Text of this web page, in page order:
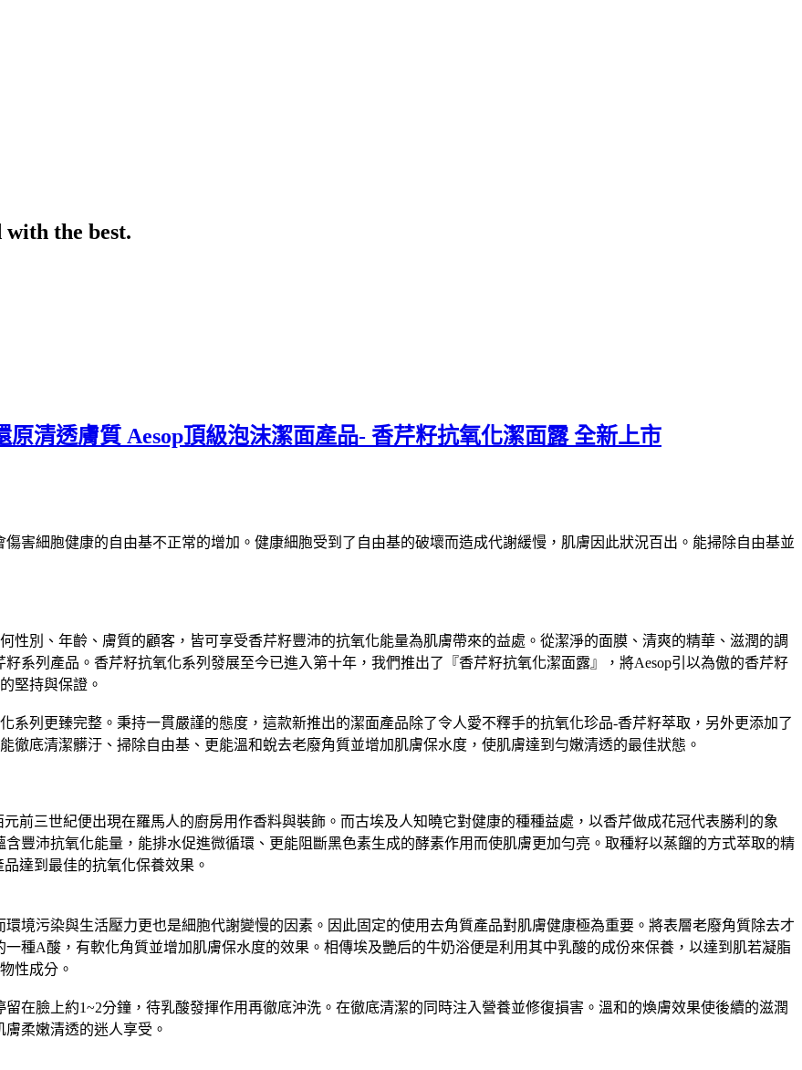
with the best.
清透膚質 Aesop頂級泡沫潔面產品- 香芹籽抗氧化潔面露 全新上市
害細胞健康的自由基不正常的增加。健康細胞受到了自由基的破壞而造成代謝緩慢，肌膚因此狀況百出。能掃除自由基並
性別、年齡、膚質的顧客，皆可享受香芹籽豐沛的抗氧化能量為肌膚帶來的益處。從潔淨的面膜、清爽的精華、滋潤的調
系列產品。香芹籽抗氧化系列發展至今已進入第十年，我們推出了『香芹籽抗氧化潔面露』，將Aesop引以為傲的香芹籽
堅持與保證。
系列更臻完整。秉持一貫嚴謹的態度，這款新推出的潔面產品除了令人愛不釋手的抗氧化珍品-香芹籽萃取，另外更添加了
徹底清潔髒汙、掃除自由基、更能溫和蛻去老廢角質並增加肌膚保水度，使肌膚達到勻嫩清透的最佳狀態。
前三世紀便出現在羅馬人的廚房用作香料與裝飾。而古埃及人知曉它對健康的種種益處，以香芹做成花冠代表勝利的象
豐沛抗氧化能量，能排水促進微循環、更能阻斷黑色素生成的酵素作用而使肌膚更加勻亮。取種籽以蒸餾的方式萃取的精
達到最佳的抗氧化保養效果。
境污染與生活壓力更也是細胞代謝變慢的因素。因此固定的使用去角質產品對肌膚健康極為重要。將表層老廢角質除去才
種A酸，有軟化角質並增加肌膚保水度的效果。相傳埃及艷后的牛奶浴便是利用其中乳酸的成份來保養，以達到肌若凝脂
性成分。
留在臉上約1~2分鐘，待乳酸發揮作用再徹底沖洗。在徹底清潔的同時注入營養並修復損害。溫和的煥膚效果使後續的滋潤
柔嫩清透的迷人享受。